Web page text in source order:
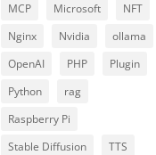
MCP
Microsoft
NFT
Nginx
Nvidia
ollama
OpenAI
PHP
Plugin
Python
rag
Raspberry Pi
Stable Diffusion
TTS